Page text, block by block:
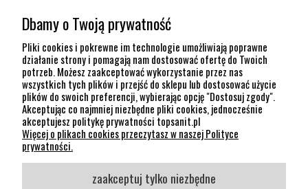
POMOC
INFORMACJE
KONTAKT
12 307 26 20
Kraków, 30-704 Na Dołach 8
SOCIAL MEDIA
Dbamy o Twoją prywatność
Pliki cookies i pokrewne im technologie umożliwiają poprawne
działanie strony i pomagają nam dostosować ofertę do Twoich
potrzeb. Możesz zaakceptować wykorzystanie przez nas
wszystkich tych plików i przejść do sklepu lub dostosować użycie
plików do swoich preferencji, wybierając opcję "Dostosuj zgody".
Akceptując co najmniej niezbędne pliki cookies, jednocześnie
akceptujesz politykę prywatności topsanit.pl
Więcej o plikach cookies przeczytasz w naszej Polityce
prywatności.
zaakceptuj tylko niezbędne